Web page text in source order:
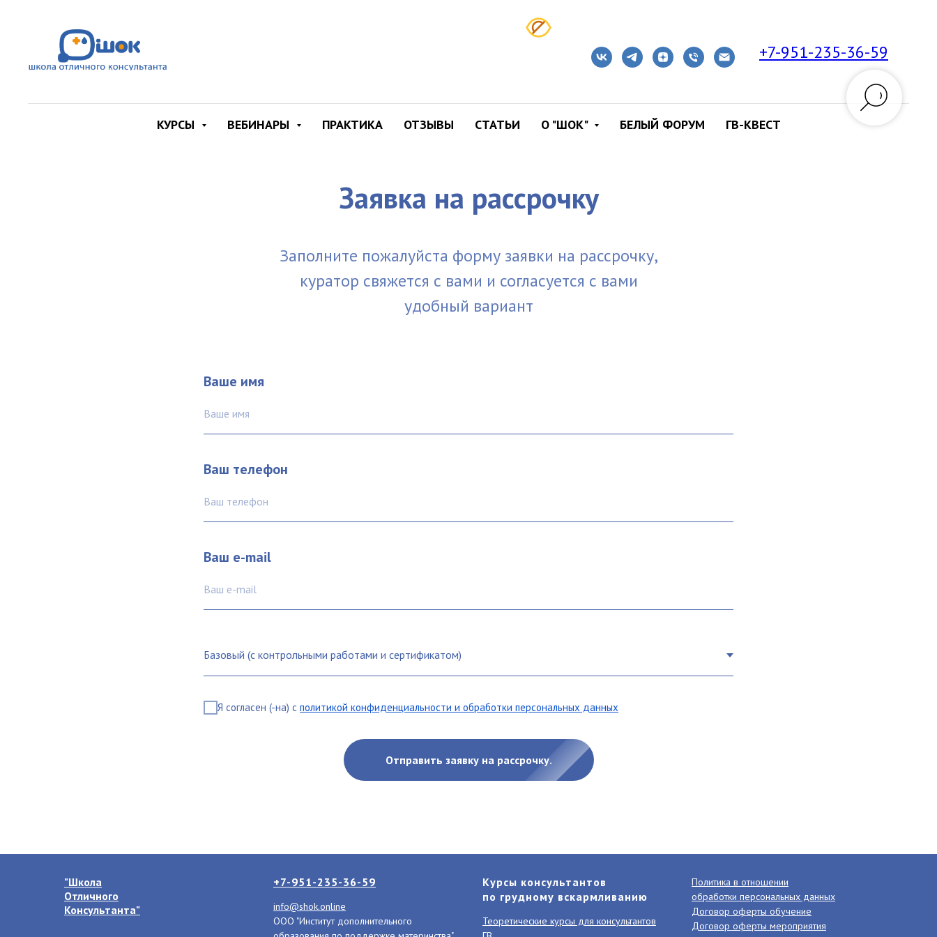
+7-951-235-36-59
КУРСЫ ВЕБИНАРЫ ПРАКТИКА ОТЗЫВЫ СТАТЬИ О "ШОК" БЕЛЫЙ ФОРУМ ГВ-КВЕСТ
Заявка на рассрочку
Заполните пожалуйста форму заявки на рассрочку,
куратор свяжется с вами и согласуется с вами
удобный вариант
Ваше имя
Ваше имя
Ваш телефон
Ваш телефон
Ваш e-mail
Ваш e-mail
Я согласен (-на) с политикой конфиденциальности и обработки персональных данных
Отправить заявку на рассрочку.
"Школа
Отличного
Консультанта"
+7-951-235-36-59
info@shok.online
ООО "Институт дополнительного
Курсы консультантов
по грудному вскармливанию
Теоретические курсы для консультантов
Политика в отношении
обработки персональных данных
Договор оферты обучение
Договор оферты мероприятия